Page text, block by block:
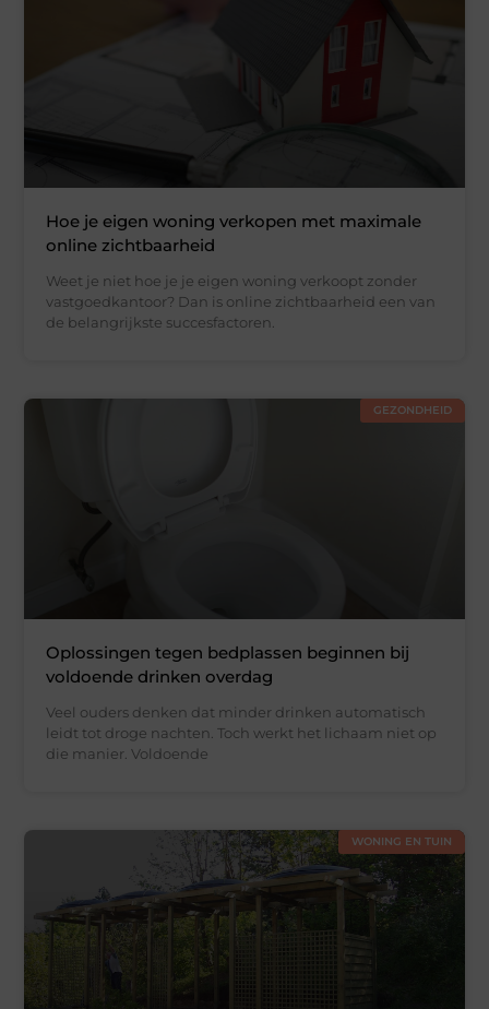
Hoe je eigen woning verkopen met maximale
online zichtbaarheid
Weet je niet hoe je je eigen woning verkoopt zonder
vastgoedkantoor? Dan is online zichtbaarheid een van
de belangrijkste succesfactoren.
GEZONDHEID
Oplossingen tegen bedplassen beginnen bij
voldoende drinken overdag
Veel ouders denken dat minder drinken automatisch
leidt tot droge nachten. Toch werkt het lichaam niet op
die manier. Voldoende
WONING EN TUIN